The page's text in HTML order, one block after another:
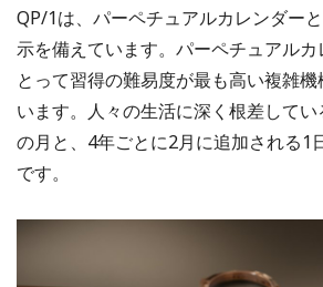
QP/1は、パーペチュアルカレンダー
示を備えています。パーペチュアル
とって習得の難易度が最も高い複雑
います。人々の生活に深く根差して
の月と、4年ごとに2月に追加される1
です。